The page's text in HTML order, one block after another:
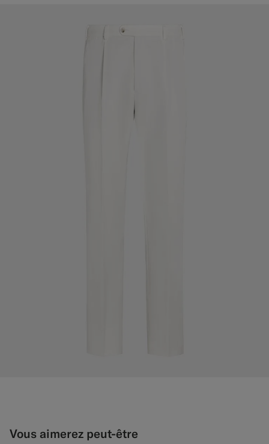
Vous aimerez peut-être